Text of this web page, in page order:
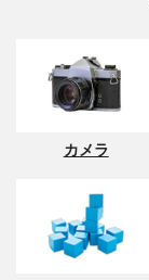
カメラ